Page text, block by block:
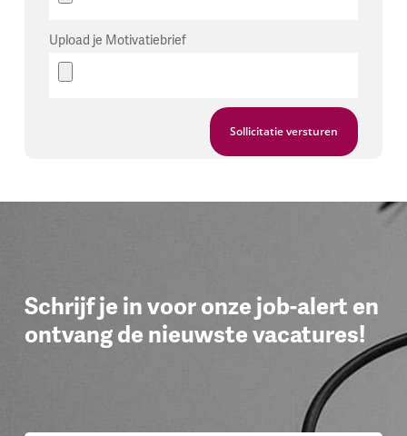
Upload je Motivatiebrief
Schrijf je in voor onze job-alert en
ontvang de nieuwste vacatures!